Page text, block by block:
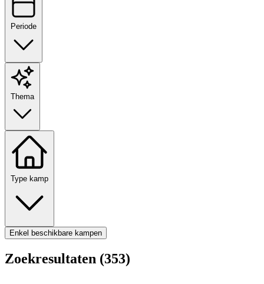
Periode
Thema
Type kamp
Enkel beschikbare kampen
Zoekresultaten (353)